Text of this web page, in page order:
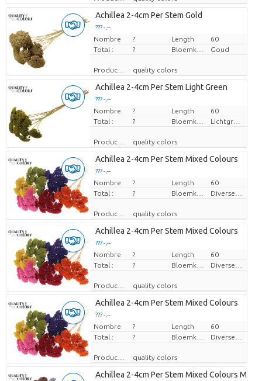
Achillea 2-4cm Per Stem Gold
??? -,--
Prix par pièce
Nombre ? Length
60
Total :
? Goud
Producteur quality colors
Achillea 2-4cm Per Stem Light Green
??? -,--
Prix par pièce
Nombre ? Length
60
Total :
?
Producteur quality colors
Achillea 2-4cm Per Stem Mixed Colours
??? -,--
Prix par pièce
Nombre ? Length
60
Total :
?
Producteur quality colors
Achillea 2-4cm Per Stem Mixed Colours
??? -,--
Prix par pièce
Nombre ? Length
60
Total :
?
Producteur quality colors
Achillea 2-4cm Per Stem Mixed Colours
??? -,--
Prix par pièce
Nombre ? Length
60
Total :
?
Producteur quality colors
Achillea 2-4cm Per Stem Mixed Colours